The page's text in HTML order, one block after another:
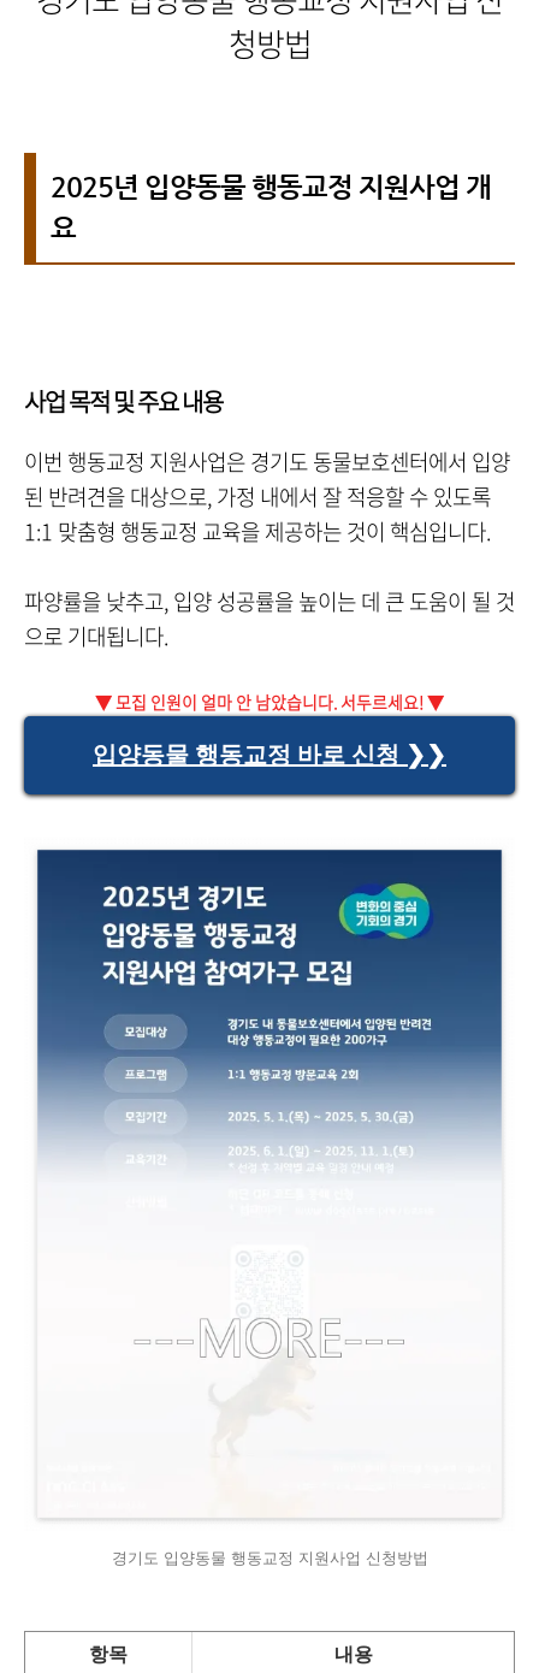
청방법
2025년 입양동물 행동교정 지원사업 개
요
사업 목적 및 주요 내용
이번 행동교정 지원사업은 경기도 동물보호센터에서 입양
된 반려견을 대상으로, 가정 내에서 잘 적응할 수 있도록
1:1 맞춤형 행동교정 교육을 제공하는 것이 핵심입니다.
파양률을 낮추고, 입양 성공률을 높이는 데 큰 도움이 될 것
으로 기대됩니다.
▼ 모집 인원이 얼마 안 남았습니다. 서두르세요! ▼
입양동물 행동교정 바로 신청 ❯❯
경기도 입양동물 행동교정 지원사업 신청방법
항목 내용